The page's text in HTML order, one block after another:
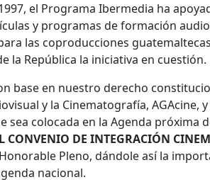
el Programa Ibermedia ha
y programas de formación
las coproducciones
la República la iniciativa en cuestión.
base en nuestro derecho
y la Cinematografía, AGAcine,
sea colocada en la Agenda próxima
CONVENIO DE INTEGRACIÓN
Pleno, dándole así la
nacional.